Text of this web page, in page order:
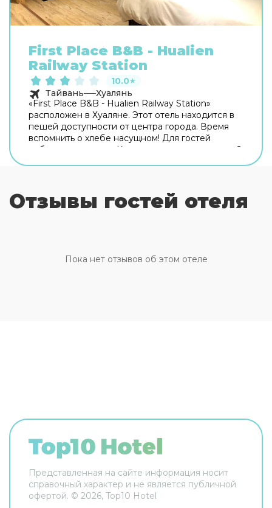
First Place B&B - Hualien
Railway Station
10.0★
Тайвань
Хуалянь
«First Place B&B - Hualien Railway Station»
расположен в Хуаляне. Этот отель находится в
пешей доступности от центра города. Время
вспомнить о хлебе насущном! Для гостей
работает ресторан. Хотите оставаться на связи?
будет, ведь в отеле к услугам отдыхающих
площадка для пикника и площадка для
отеля. Здесь рады животным. Допускается
размещение с питомцами. Чтобы путешествие
Отзывы гостей отеля
Пока нет отзывов об этом отеле
Представленная на сайте информация носит
справочный характер и не является публичной
офертой. © 2026, Top10 Hotel